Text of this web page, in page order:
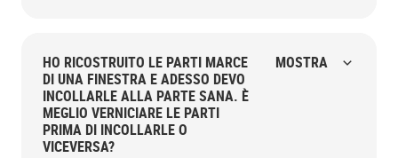
HO RICOSTRUITO LE PARTI MARCE
DI UNA FINESTRA E ADESSO DEVO
INCOLLARLE ALLA PARTE SANA. È
MEGLIO VERNICIARE LE PARTI
PRIMA DI INCOLLARLE O
VICEVERSA?
MOSTRA